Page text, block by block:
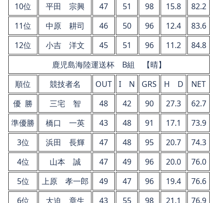
10位
平田 宗興 47 51 98 15.8
82.2
11位
中原 耕司 46 50 96 12.4
83.6
12位
小吉 洋文 45 51 96 11.2
84.8
鹿児島海陸運送杯 B組 【晴】
順位
競技者名 OUT I N GRS H D
NET
優 勝
三宅 智 48 42 90 27.3
62.7
準優勝
橋口 一英 43 48 91 17.1
73.9
3位
浜田 長輝 47 48 95 20.7
74.3
4位
山本 誠 47 49 96 20.0
76.0
5位
上原 孝一郎 49 47 96 19.4
76.6
6位
大迫 章生 43 55 98 21.1
76.9